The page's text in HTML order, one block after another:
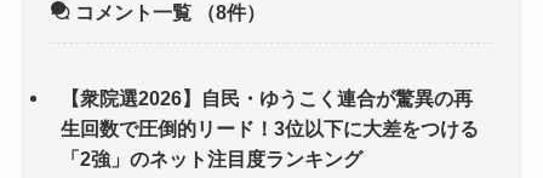
コメント一覧 （8件）
【衆院選2026】自民・ゆうこく連合が驚異の再
生回数で圧倒的リード！3位以下に大差をつける
「2強」のネット注目度ランキング